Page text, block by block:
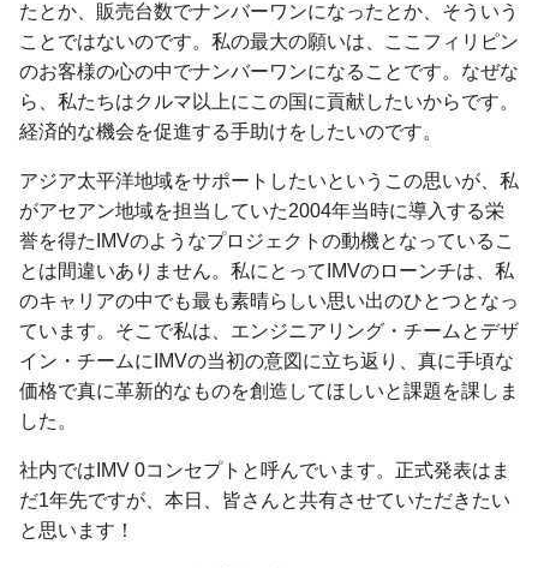
たとか、販売台数でナンバーワンになったとか、そういう
ことではないのです。私の最大の願いは、ここフィリピン
のお客様の心の中でナンバーワンになることです。なぜな
ら、私たちはクルマ以上にこの国に貢献したいからです。
経済的な機会を促進する手助けをしたいのです。
アジア太平洋地域をサポートしたいというこの思いが、私
がアセアン地域を担当していた2004年当時に導入する栄
誉を得たIMVのようなプロジェクトの動機となっているこ
とは間違いありません。私にとってIMVのローンチは、私
のキャリアの中でも最も素晴らしい思い出のひとつとなっ
ています。そこで私は、エンジニアリング・チームとデザ
イン・チームにIMVの当初の意図に立ち返り、真に手頃な
価格で真に革新的なものを創造してほしいと課題を課しま
した。
社内ではIMV 0コンセプトと呼んでいます。正式発表はま
だ1年先ですが、本日、皆さんと共有させていただきたい
と思います！